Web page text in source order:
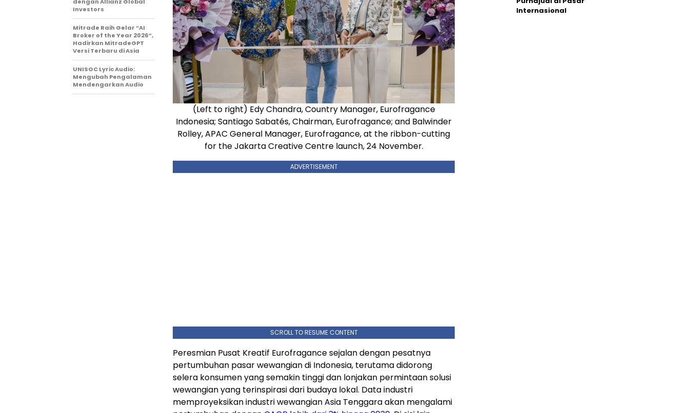
(Left to right) Edy Chandra, Country Manager, Eurofragance
Indonesia; Santiago Sabatés, Chairman, Eurofragance; and Balwinder
Rolley, APAC General Manager, Eurofragance, at the ribbon-cutting
for the Jakarta Creative Centre launch, 24 November.
ADVERTISEMENT
SCROLL TO RESUME CONTENT
Peresmian Pusat Kreatif Eurofragance sejalan dengan pesatnya
pertumbuhan pasar wewangian di Indonesia, terutama didorong
selera konsumen yang semakin tinggi dan lonjakan permintaan solusi
wewangian yang terinspirasi dari budaya lokal. Data industri
memproyeksikan industri wewangianAsia Tenggaraakan mengalami
dengan Allianz Global
Investors
Mitrade Raih Gelar “AI
Broker of the Year 2026”,
Hadirkan MitradeGPT
Versi Terbaru di Asia
UNISOC Lyric Audio:
Mengubah Pengalaman
Mendengarkan Audio
Internasional